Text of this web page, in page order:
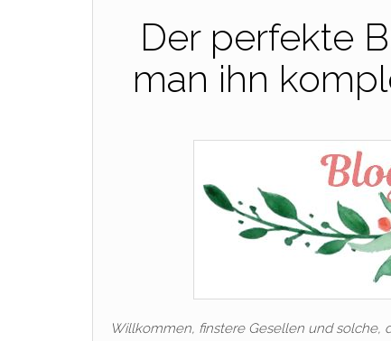
Der perfekte
man ihn
Willkommen, finstere Gesellen und solche,